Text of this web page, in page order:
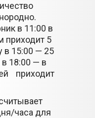
в 11:00 в
приходит 5
в 15:00 — 25
в 18:00 — в
приходит
часа для